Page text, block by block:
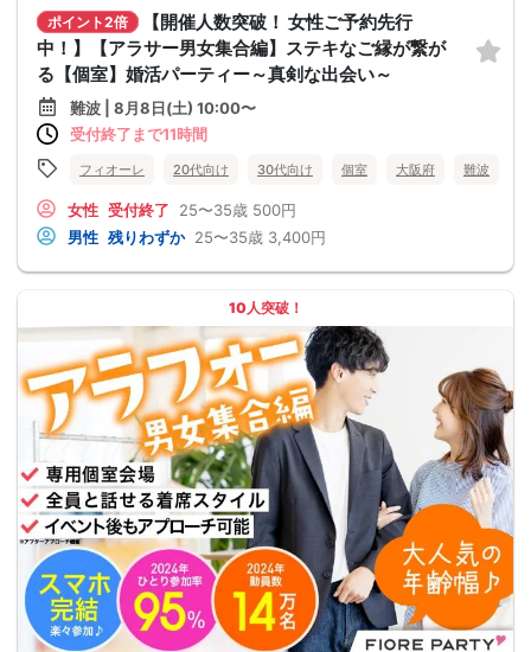
ポイント2倍
【開催人数突破！ 女性ご予約先行
中！】【アラサー男女集合編】ステキなご縁が繋が
る【個室】婚活パーティー～真剣な出会い～
難波 | 8月8日(土) 10:00〜
受付終了まで11時間
フィオーレ 20代向け 30代向け 個室 大阪府 難波
女性 受付終了 25〜35歳 500円
男性 残りわずか 25〜35歳 3,400円
10人突破！